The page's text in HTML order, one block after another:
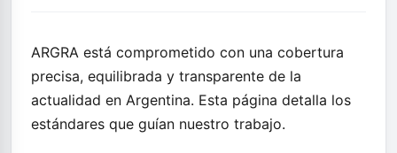
ARGRA está comprometido con una cobertura
precisa, equilibrada y transparente de la
actualidad en Argentina. Esta página detalla los
estándares que guían nuestro trabajo.